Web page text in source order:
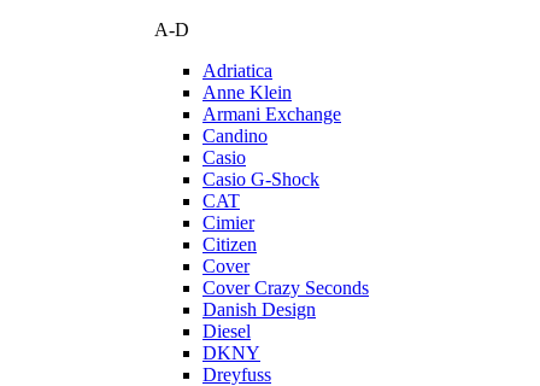
A-D
Adriatica
Anne Klein
Armani Exchange
Candino
Casio
Casio G-Shock
CAT
Cimier
Citizen
Cover
Cover Crazy Seconds
Danish Design
Diesel
DKNY
Dreyfuss